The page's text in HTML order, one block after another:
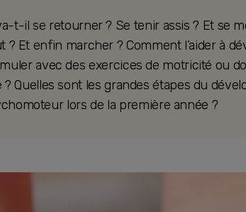
t-il se retourner ? Se tenir assis ? Et se
? Et enfin marcher ? Comment l’aider à
avec des exercices de motricité ou
Quelles sont les grandes étapes du
lors de la première année ?